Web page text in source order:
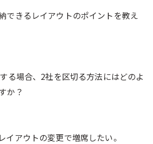
できるレイアウトのポイントを教え
る場合、2社を区切る方法にはどのよ
か？
イアウトの変更で増席したい。